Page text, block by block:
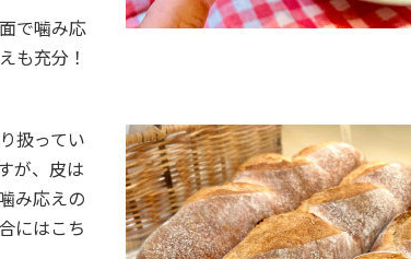
で噛み応
えも充分！
扱ってい
が、皮は
み応えの
にはこち